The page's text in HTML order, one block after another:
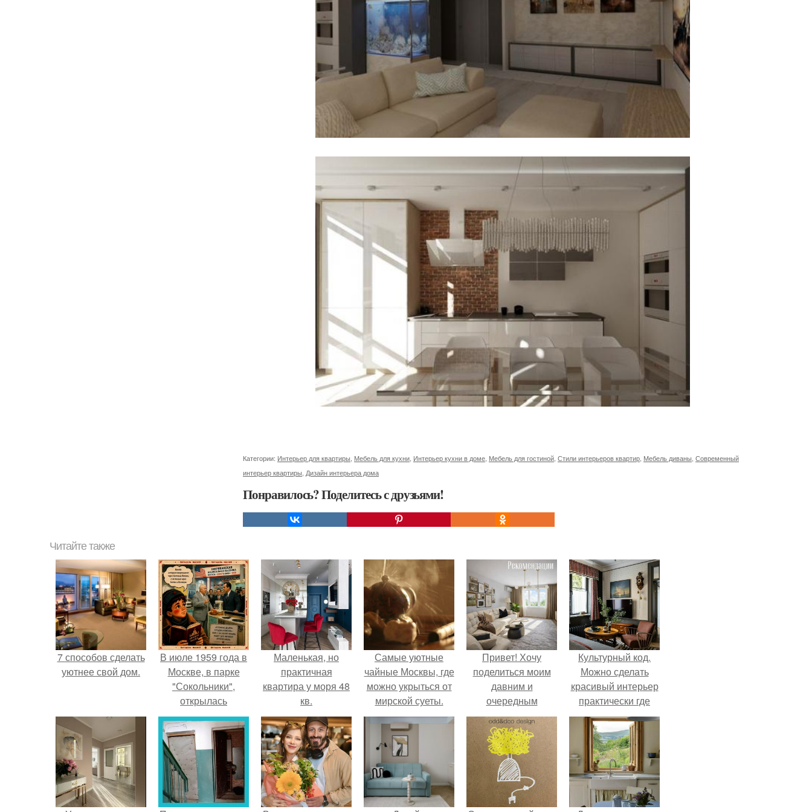
Категории: Интерьер для квартиры, Мебель для кухни, Интерьер кухни в доме, Мебель для гостиной, Стили интерьеров квартир, Мебель диваны, Современный
интерьер квартиры, Дизайн интерьера дома
Понравилось? Поделитесь с друзьями!
Читайте также
7 способов сделать
уютнее свой дом.
В июле 1959 года в
Москве, в парке
"Сокольники",
открылась
американская
национальная
выставка.
Маленькая, но
практичная
квартира у моря 48
кв.
Самые уютные
чайные Москвы, где
можно укрыться от
мирской суеты.
Привет! Хочу
поделиться моим
давним и
очередным
неопубликованным
проектом.
Культурный код.
Можно сделать
красивый интерьер
практически где
угодно.